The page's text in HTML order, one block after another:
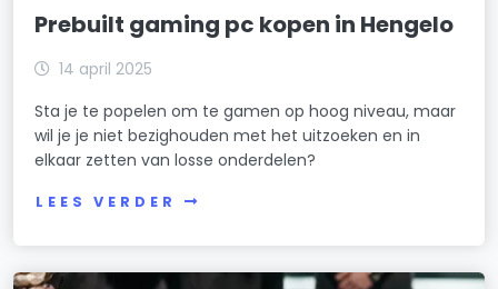
Prebuilt gaming pc kopen in Hengelo
14 april 2025
Sta je te popelen om te gamen op hoog niveau, maar
wil je je niet bezighouden met het uitzoeken en in
elkaar zetten van losse onderdelen?
LEES VERDER